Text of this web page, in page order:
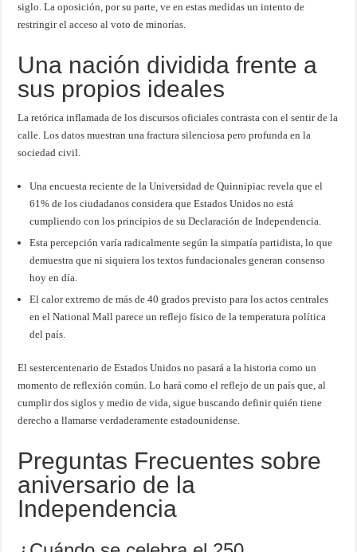
siglo. La oposición, por su parte, ve en estas medidas un intento de
restringir el acceso al voto de minorías.
Una nación dividida frente a
sus propios ideales
La retórica inflamada de los discursos oficiales contrasta con el sentir de la
calle. Los datos muestran una fractura silenciosa pero profunda en la
sociedad civil.
Una encuesta reciente de la Universidad de Quinnipiac revela que el
61% de los ciudadanos considera que Estados Unidos no está
cumpliendo con los principios de su Declaración de Independencia.
Esta percepción varía radicalmente según la simpatía partidista, lo que
demuestra que ni siquiera los textos fundacionales generan consenso
hoy en día.
El calor extremo de más de 40 grados previsto para los actos centrales
en el National Mall parece un reflejo físico de la temperatura política
del país.
El sestercentenario de Estados Unidos no pasará a la historia como un
momento de reflexión común. Lo hará como el reflejo de un país que, al
cumplir dos siglos y medio de vida, sigue buscando definir quién tiene
derecho a llamarse verdaderamente estadounidense.
Preguntas Frecuentes sobre
aniversario de la
Independencia